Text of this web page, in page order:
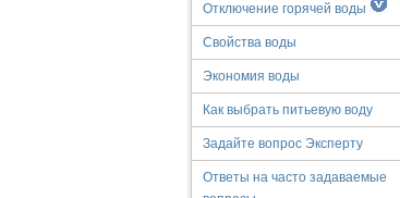
Отключение горячей воды
Свойства воды
Экономия воды
Как выбрать питьевую воду
Задайте вопрос Эксперту
Ответы на часто задаваемые